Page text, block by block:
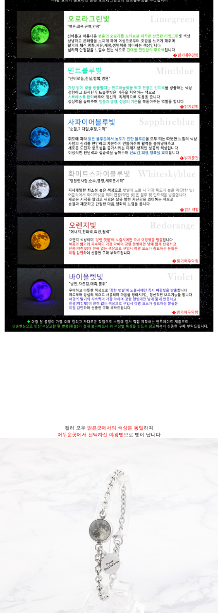
컬러 모두 밝은곳에서의 색상은 동일하며
어두운곳에서 선택하신 야광빛으로 빛이 납니다